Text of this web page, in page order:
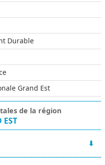
Durable
Grand Est
de la région
EST